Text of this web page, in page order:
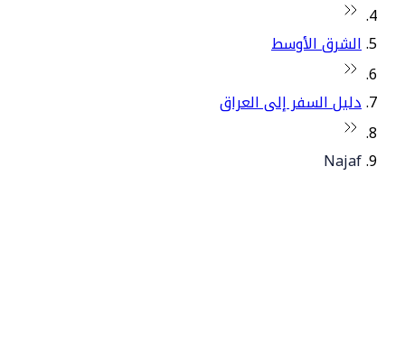
الشرق الأوسط
دليل السفر إلى العراق
Najaf